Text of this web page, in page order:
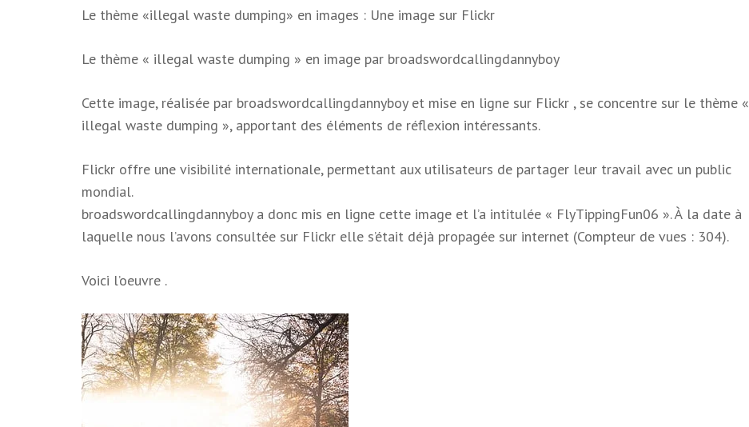
Le thème «illegal waste dumping» en images : Une image sur Flickr
Le thème « illegal waste dumping » en image par broadswordcallingdannyboy
Cette image, réalisée par broadswordcallingdannyboy et mise en ligne sur Flickr , se concentre sur le thème «
illegal waste dumping », apportant des éléments de réflexion intéressants.
Flickr offre une visibilité internationale, permettant aux utilisateurs de partager leur travail avec un public
mondial.
broadswordcallingdannyboy a donc mis en ligne cette image et l’a intitulée « FlyTippingFun06 ». À la date à
laquelle nous l’avons consultée sur Flickr elle s’était déjà propagée sur internet (Compteur de vues : 304).
Voici l’oeuvre .